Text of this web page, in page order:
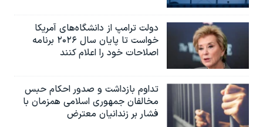
دولت ترامپ از دانشگاه‌های آمریکا
خواست تا پایان سال ۲۰۲۶ برنامه
اصلاحات خود را اعلام کنند
تداوم بازداشت و صدور احکام حبس
مخالفان جمهوری اسلامی همزمان با
فشار بر زندانیان معترض